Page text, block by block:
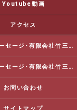
Youtube動画
アクセス
東京のソーセージ･有限会社竹三商店の口コミ情報
東京のソーセージ･有限会社竹三商店のお客様の声
お問い合わせ
サイトマップ